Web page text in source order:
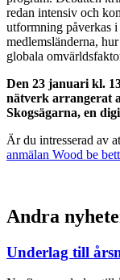
redan intensiv och
utformning påverkas
medlemsländerna,
globala
Den 23 januari kl.
nätverk arrangerat
Skogsägarna, en
Är du intresserad av
anmälan Wood be
Andra
Underlag till